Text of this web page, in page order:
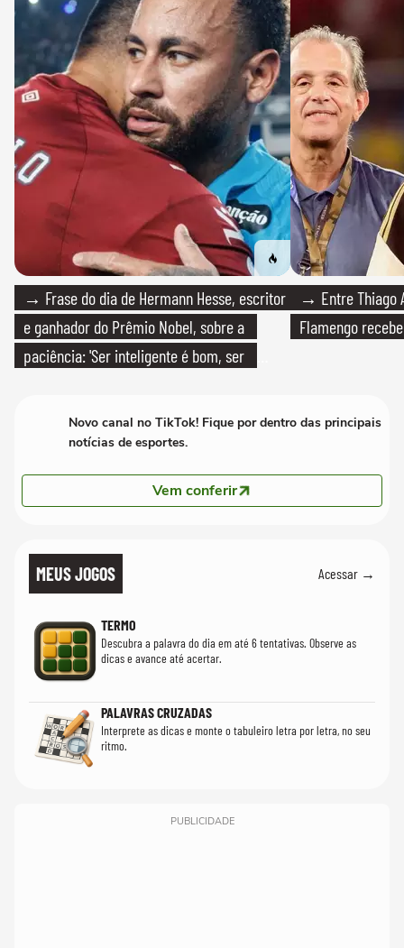
→ Frase do dia de Hermann Hesse, escritor
e ganhador do Prêmio Nobel, sobre a
paciência: 'Ser inteligente é bom, ser
→ Entre Thiago
Flamengo
Novo canal no TikTok! Fique por dentro das principais
notícias de esportes.
Vem conferir
MEUS JOGOS Acessar →
TERMO
Descubra a palavra do dia em até 6 tentativas. Observe as
dicas e avance até acertar.
PALAVRAS CRUZADAS
Interprete as dicas e monte o tabuleiro letra por letra, no seu
ritmo.
PUBLICIDADE